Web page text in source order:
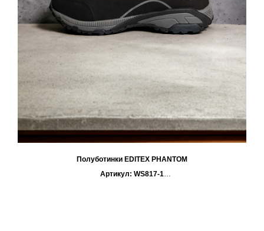
Полуботинки EDITEX PHANTOM
Артикул: WS817-1